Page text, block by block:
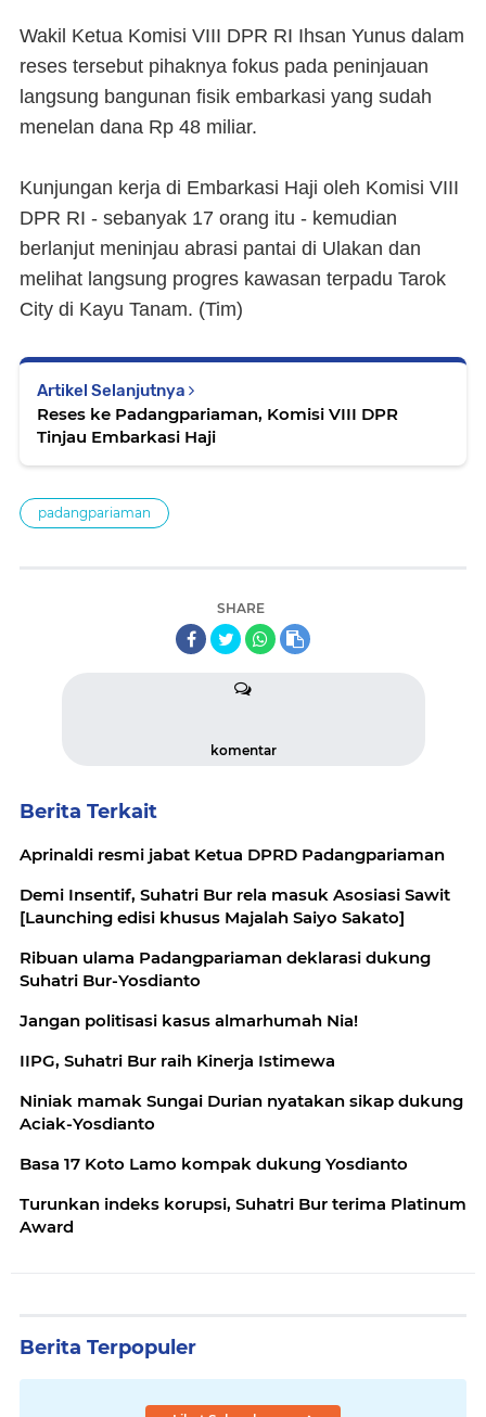
Wakil Ketua Komisi VIII DPR RI Ihsan Yunus dalam
reses tersebut pihaknya fokus pada peninjauan
langsung bangunan fisik embarkasi yang sudah
menelan dana Rp 48 miliar.
Kunjungan kerja di Embarkasi Haji oleh Komisi VIII
DPR RI - sebanyak 17 orang itu - kemudian
berlanjut meninjau abrasi pantai di Ulakan dan
melihat langsung progres kawasan terpadu Tarok
City di Kayu Tanam. (Tim)
Artikel Selanjutnya
Reses ke Padangpariaman, Komisi VIII DPR
Tinjau Embarkasi Haji
padangpariaman
SHARE
komentar
Berita Terkait
Aprinaldi resmi jabat Ketua DPRD Padangpariaman
Demi Insentif, Suhatri Bur rela masuk Asosiasi Sawit
[Launching edisi khusus Majalah Saiyo Sakato]
Ribuan ulama Padangpariaman deklarasi dukung
Suhatri Bur-Yosdianto
Jangan politisasi kasus almarhumah Nia!
IIPG, Suhatri Bur raih Kinerja Istimewa
Niniak mamak Sungai Durian nyatakan sikap dukung
Aciak-Yosdianto
Basa 17 Koto Lamo kompak dukung Yosdianto
Turunkan indeks korupsi, Suhatri Bur terima Platinum
Award
Berita Terpopuler